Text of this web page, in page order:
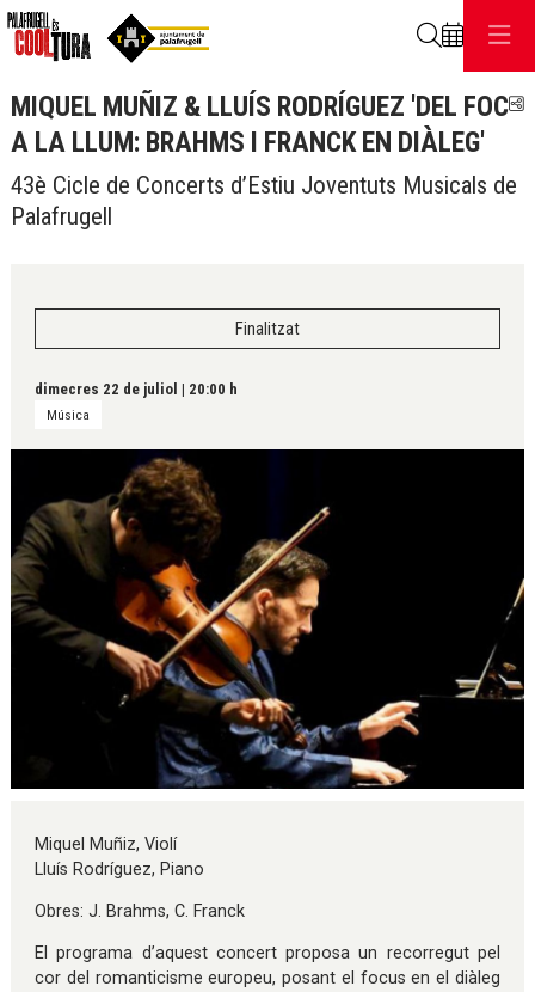
MIQUEL MUÑIZ & LLUÍS RODRÍGUEZ 'DEL FOC
A LA LLUM: BRAHMS I FRANCK EN DIÀLEG'
43è Cicle de Concerts d’Estiu Joventuts Musicals de
Palafrugell
Finalitzat
dimecres 22 de juliol | 20:00 h
Música
Miquel Muñiz, Violí
Lluís Rodríguez, Piano
Obres: J. Brahms, C. Franck
El programa d’aquest concert proposa un recorregut pel
cor del romanticisme europeu, posant el focus en el diàleg